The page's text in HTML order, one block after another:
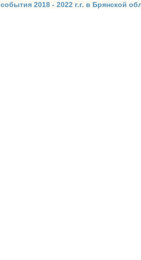
2018 - 2022 г.г. в Брянской